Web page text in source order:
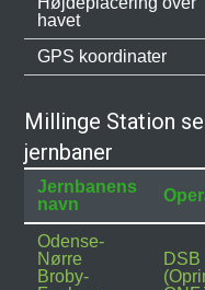
havet
GPS koordinater
Millinge Station
jernbaner
Jernbanens
navn
Odense-
Nørre
Broby-
DSB